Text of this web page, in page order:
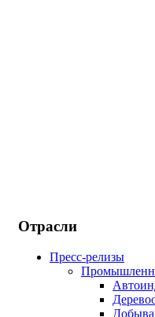
Отрасли
Пресс-релизы